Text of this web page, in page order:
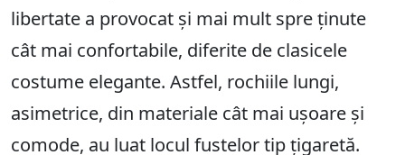
libertate a provocat și mai mult spre ținute
cât mai confortabile, diferite de clasicele
costume elegante. Astfel, rochiile lungi,
asimetrice, din materiale cât mai ușoare și
comode, au luat locul fustelor tip țigaretă.